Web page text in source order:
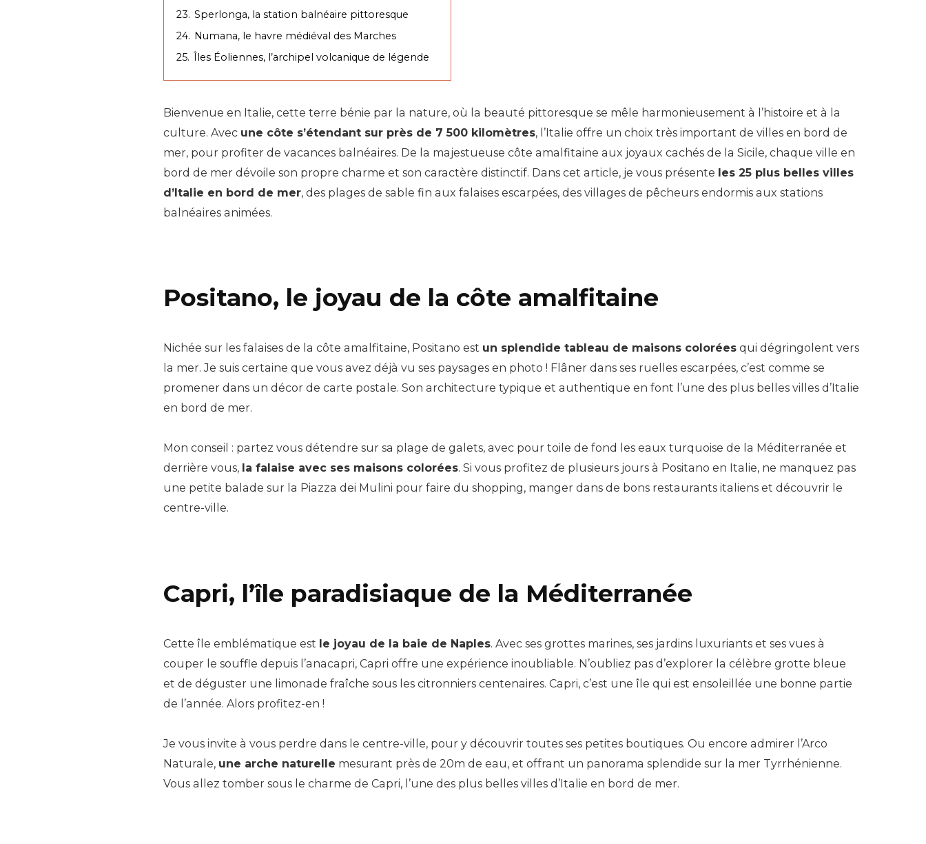
23. Sperlonga, la station balnéaire pittoresque
24. Numana, le havre médiéval des Marches
25. Îles Éoliennes, l’archipel volcanique de légende
Bienvenue en Italie, cette terre bénie par la nature, où la beauté pittoresque se mêle harmonieusement à l’histoire et à la
culture. Avec une côte s’étendant sur près de 7 500 kilomètres, l’Italie offre un choix très important de villes en bord de
mer, pour profiter de vacances balnéaires. De la majestueuse côte amalfitaine aux joyaux cachés de la Sicile, chaque ville en
bord de mer dévoile son propre charme et son caractère distinctif. Dans cet article, je vous présente les 25 plus belles villes
d’Italie en bord de mer, des plages de sable fin aux falaises escarpées, des villages de pêcheurs endormis aux stations
balnéaires animées.
Positano, le joyau de la côte amalfitaine
Nichée sur les falaises de la côte amalfitaine, Positano est un splendide tableau de maisons colorées qui dégringolent vers
la mer. Je suis certaine que vous avez déjà vu ses paysages en photo ! Flâner dans ses ruelles escarpées, c’est comme se
promener dans un décor de carte postale. Son architecture typique et authentique en font l’une des plus belles villes d’Italie
en bord de mer.
Mon conseil : partez vous détendre sur sa plage de galets, avec pour toile de fond les eaux turquoise de la Méditerranée et
derrière vous, la falaise avec ses maisons colorées. Si vous profitez de plusieurs jours à Positano en Italie, ne manquez pas
une petite balade sur la Piazza dei Mulini pour faire du shopping, manger dans de bons restaurants italiens et découvrir le
centre-ville.
Capri, l’île paradisiaque de la Méditerranée
Cette île emblématique est le joyau de la baie de Naples. Avec ses grottes marines, ses jardins luxuriants et ses vues à
couper le souffle depuis l’anacapri, Capri offre une expérience inoubliable. N’oubliez pas d’explorer la célèbre grotte bleue
et de déguster une limonade fraîche sous les citronniers centenaires. Capri, c’est une île qui est ensoleillée une bonne partie
de l’année. Alors profitez-en !
Je vous invite à vous perdre dans le centre-ville, pour y découvrir toutes ses petites boutiques. Ou encore admirer l’Arco
Naturale, une arche naturelle mesurant près de 20m de eau, et offrant un panorama splendide sur la mer Tyrrhénienne.
Vous allez tomber sous le charme de Capri, l’une des plus belles villes d’Italie en bord de mer.